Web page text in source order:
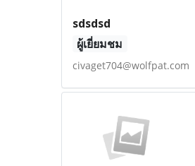
sdsdsd
ผู้เยี่ยมชม
civaget704@wolfpat.com